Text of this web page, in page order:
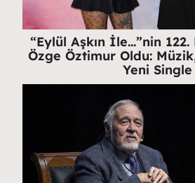
“Eylül Aşkın İle…”nin
Özge Öztimur Oldu:
Yeni Single